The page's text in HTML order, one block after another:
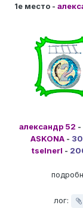
1е место -
александр 52 -
ASKONA-
tselnerl -
лог: